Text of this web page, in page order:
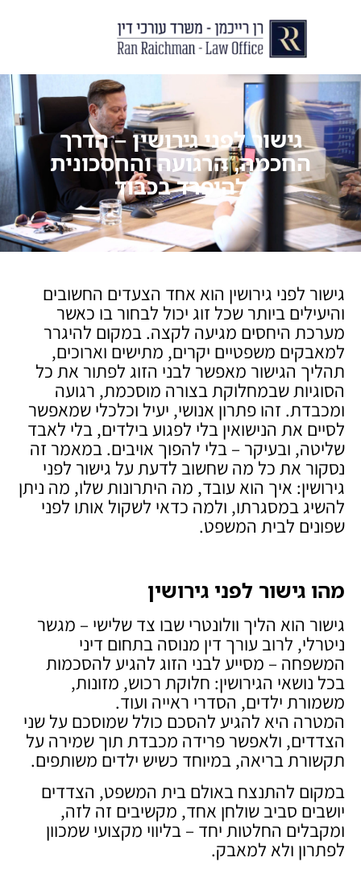
גישור לפני גירושין – הדרך
החכמה, הרגועה והחסכונית
להיפרד בכבוד
גישור לפני גירושין הוא אחד הצעדים החשובים
והיעילים ביותר שכל זוג יכול לבחור בו כאשר
מערכת היחסים מגיעה לקצה. במקום להיגרר
למאבקים משפטיים יקרים, מתישים וארוכים,
תהליך הגישור מאפשר לבני הזוג לפתור את כל
הסוגיות שבמחלוקת בצורה מוסכמת, רגועה
ומכבדת. זהו פתרון אנושי, יעיל וכלכלי שמאפשר
לסיים את הנישואין בלי לפגוע בילדים, בלי לאבד
שליטה, ובעיקר – בלי להפוך אויבים. במאמר זה
נסקור את כל מה שחשוב לדעת על גישור לפני
גירושין: איך הוא עובד, מה היתרונות שלו, מה ניתן
להשיג במסגרתו, ולמה כדאי לשקול אותו לפני
שפונים לבית המשפט.
מהו גישור לפני גירושין
גישור הוא הליך וולונטרי שבו צד שלישי – מגשר
ניטרלי, לרוב עורך דין מנוסה בתחום דיני
המשפחה – מסייע לבני הזוג להגיע להסכמות
בכל נושאי הגירושין: חלוקת רכוש, מזונות,
משמורת ילדים, הסדרי ראייה ועוד.
המטרה היא להגיע להסכם כולל שמוסכם על שני
הצדדים, ולאפשר פרידה מכבדת תוך שמירה על
תקשורת בריאה, במיוחד כשיש ילדים משותפים.
במקום להתנצח באולם בית המשפט, הצדדים
יושבים סביב שולחן אחד, מקשיבים זה לזה,
ומקבלים החלטות יחד – בליווי מקצועי שמכוון
לפתרון ולא למאבק.